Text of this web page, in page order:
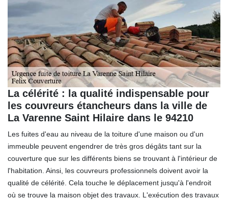
La célérité : la qualité indispensable pour
les couvreurs étancheurs dans la ville de
La Varenne Saint Hilaire dans le 94210
Les fuites d'eau au niveau de la toiture d'une maison ou d'un
immeuble peuvent engendrer de très gros dégâts tant sur la
couverture que sur les différents biens se trouvant à l'intérieur de
l'habitation. Ainsi, les couvreurs professionnels doivent avoir la
qualité de célérité. Cela touche le déplacement jusqu'à l'endroit
où se trouve la maison objet des travaux. L'exécution des travaux